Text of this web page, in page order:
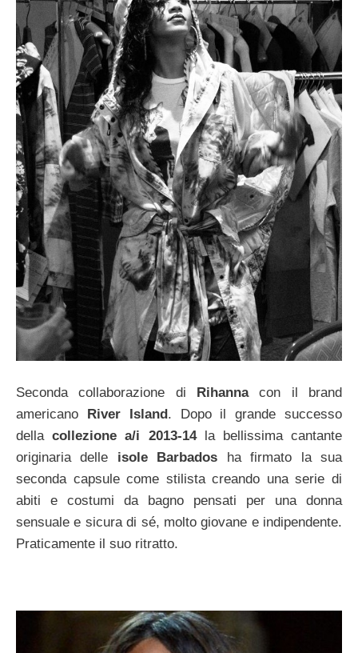
Seconda collaborazione di Rihannacon il brand
americano River Island. Dopo il grande successo
dellacollezione a/i 2013-14la bellissima cantante
originaria delle isole Barbados ha firmato la sua
seconda capsule come stilista creando una serie di
abiti e costumi da bagno pensati per una donna
sensuale e sicura di sé, molto giovane e indipendente.
Praticamente il suo ritratto.